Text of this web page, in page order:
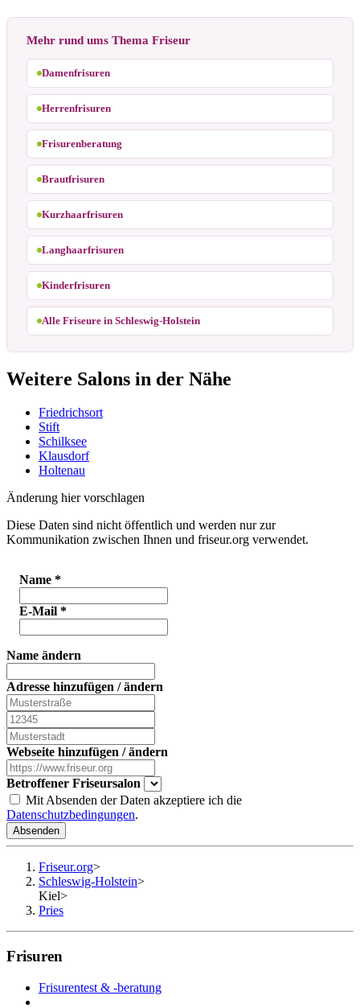
Mehr rund ums Thema Friseur
Damenfrisuren
Herrenfrisuren
Frisurenberatung
Brautfrisuren
Kurzhaarfrisuren
Langhaarfrisuren
Kinderfrisuren
Alle Friseure in Schleswig-Holstein
Weitere Salons in der Nähe
Friedrichsort
Stift
Schilksee
Klausdorf
Holtenau
Änderung hier vorschlagen
Diese Daten sind nicht öffentlich und werden nur zur
Kommunikation zwischen Ihnen und friseur.org verwendet.
Name *
E-Mail *
Name ändern
Adresse hinzufügen / ändern
Webseite hinzufügen / ändern
Betroffener Friseursalon
Mit Absenden der Daten akzeptiere ich die
Datenschutzbedingungen.
Absenden
Friseur.org>
Schleswig-Holstein>
Kiel>
Pries
Frisuren
Frisurentest & -beratung